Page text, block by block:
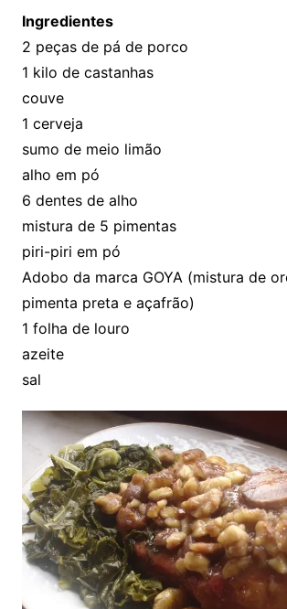
Ingredientes
2 peças de pá de porco
1 kilo de castanhas
couve
1 cerveja
sumo de meio limão
alho em pó
6 dentes de alho
mistura de 5 pimentas
piri-piri em pó
Adobo da marca GOYA (mistura de
pimenta preta e açafrão)
1 folha de louro
azeite
sal